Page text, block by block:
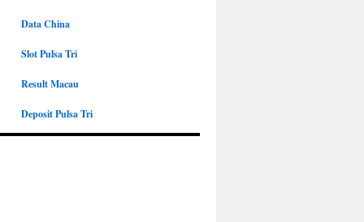
Data China
Slot Pulsa Tri
Result Macau
Deposit Pulsa Tri